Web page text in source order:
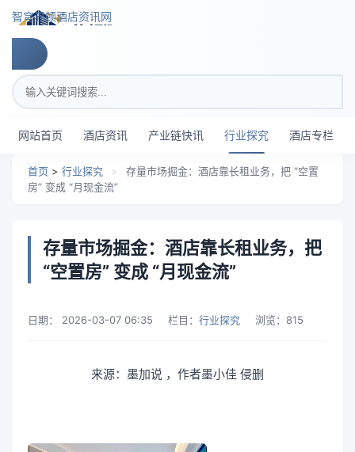
跳转到主要内容
智穹界顿酒店资讯网
搜索关键词
网站首页 酒店资讯 产业链快讯 行业探究 酒店专栏
首页 > 行业探究 >
存量市场掘金：酒店靠长租业务，把 “空置
房” 变成 “月现金流”
存量市场掘金：酒店靠长租业务，把
“空置房” 变成 “月现金流”
日期： 2026-03-07 06:35 栏目： 行业探究 浏览： 815
来源：墨加说 ，作者墨小佳 侵删